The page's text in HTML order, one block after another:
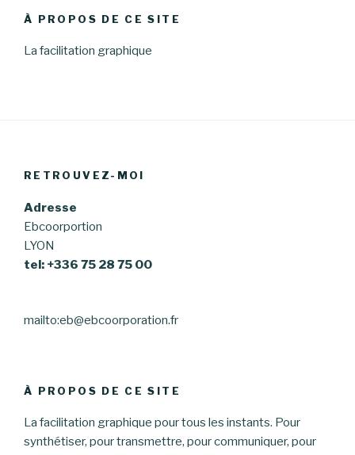
À PROPOS DE CE SITE
La facilitation graphique
RETROUVEZ-MOI
Adresse
Ebcoorportion
LYON
tel: +336 75 28 75 00
mailto:eb@ebcoorporation.fr
À PROPOS DE CE SITE
La facilitation graphique pour tous les instants. Pour
synthétiser, pour transmettre, pour communiquer, pour